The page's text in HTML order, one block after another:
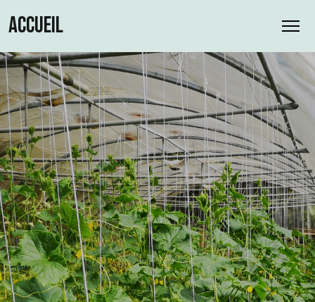
ACCUEIL